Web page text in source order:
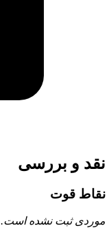
نقد و بررسی
نقاط قوت
موردی ثبت نشده است.